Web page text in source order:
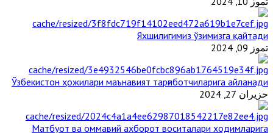
Яхшилигимиз ўзимизга қайтади
تموز 09, 2024
Ўзбекистон ҳожилари маънавият тарғиботчиларига айланади
حزيران 27, 2024
Матбуот ва оммавий ахборот воситалари ходимларига